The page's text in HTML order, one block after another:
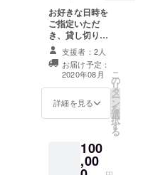
２２：
００程
度を予
定して
おりま
す。 貸
し切り
パー
ティの
追って
ご連絡
いたし
は８月
後半を
予定し
ます。
必ずお
届け先
を記入
頂くよ
す。 ※
写真は
イメー
お好きな日時を
ご指定いただ
き、貸し切り営
業させていただ
きます。 誕生日
会、２次会、送
迎会などにご利
用ください。 お
料理のご用意と
させて頂きま
の小さなお店で
支援者：2人
お届け予定：
2020年08月
詳細を見る
こ
の
リ
タ
ー
ン
を
選
択
す
る
100
,00